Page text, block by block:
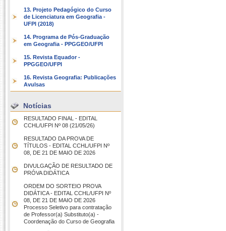
13. Projeto Pedagógico do Curso
de Licenciatura em Geografia -
UFPI (2018)
14. Programa de Pós-Graduação
em Geografia - PPGGEO/UFPI
15. Revista Equador -
PPGGEO/UFPI
16. Revista Geografia: Publicações
Avulsas
Notícias
RESULTADO FINAL - EDITAL
CCHL/UFPI Nº 08 (21/05/26)
RESULTADO DA PROVA DE
TÍTULOS - EDITAL CCHL/UFPI Nº
08, DE 21 DE MAIO DE 2026
DIVULGAÇÃO DE RESULTADO DE
PRÓVA DIDÁTICA
ORDEM DO SORTEIO PROVA
DIDÁTICA - EDITAL CCHL/UFPI Nº
08, DE 21 DE MAIO DE 2026
Processo Seletivo para contratação
de Professor(a) Substituto(a) -
Coordenação do Curso de Geografia